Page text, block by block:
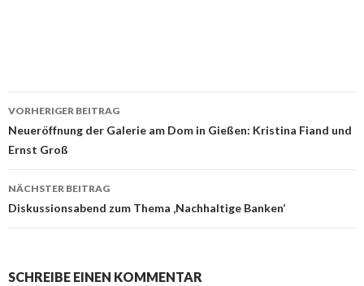
Beitrags-
Navigation
VORHERIGER BEITRAG
Neueröffnung der Galerie am Dom in Gießen: Kristina Fiand und
Ernst Groß
NÄCHSTER BEITRAG
Diskussionsabend zum Thema ‚Nachhaltige Banken‘
SCHREIBE EINEN KOMMENTAR